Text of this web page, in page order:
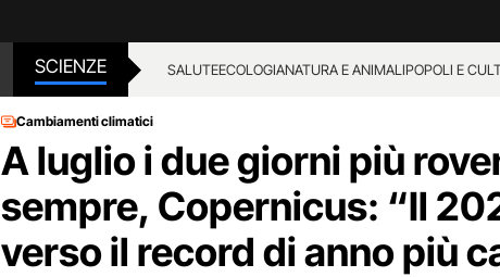
SCIENZE SALUTEECOLOGIANATURA E ANIMALIPOPOLI E
Cambiamenti climatici
A luglio i due giorni più
sempre, Copernicus: “Il
verso il record di anno più